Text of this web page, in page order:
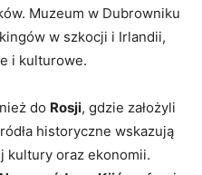
Muzeum w Dubrowniku
w szkocji i Irlandii,
i kulturowe.
do Rosji, gdzie założyli
historyczne wskazują
kultury oraz ekonomii.